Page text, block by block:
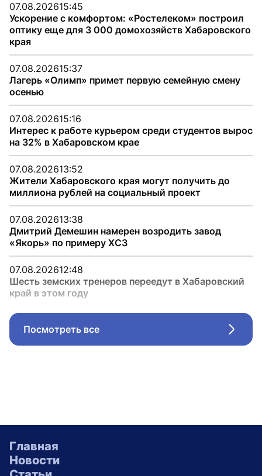
07.08.202615:45
Ускорение с комфортом: «Ростелеком» построил
оптику еще для 3 000 домохозяйств Хабаровского
края
07.08.202615:37
Лагерь «Олимп» примет первую семейную смену
осенью
07.08.202615:16
Интерес к работе курьером среди студентов вырос
на 32% в Хабаровском крае
07.08.202613:52
Жители Хабаровского края могут получить до
миллиона рублей на социальный проект
07.08.202613:38
Дмитрий Демешин намерен возродить завод
«Якорь» по примеру ХСЗ
07.08.202612:48
Шесть земских тренеров переедут в Хабаровский
край в этом году
Посмотреть все
Главная
Новости